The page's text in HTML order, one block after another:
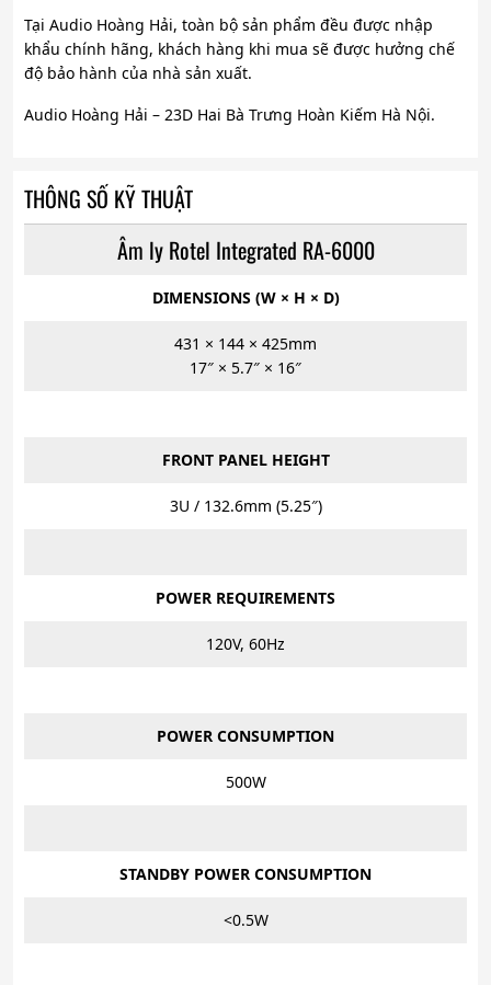
Tại Audio Hoàng Hải, toàn bộ sản phẩm đều được nhập
khẩu chính hãng, khách hàng khi mua sẽ được hưởng chế
độ bảo hành của nhà sản xuất.
Audio Hoàng Hải – 23D Hai Bà Trưng Hoàn Kiếm Hà Nội.
THÔNG SỐ KỸ THUẬT
Âm ly Rotel Integrated RA-6000
DIMENSIONS (W × H × D)
431 × 144 × 425mm
17″ × 5.7″ × 16″
FRONT PANEL HEIGHT
3U / 132.6mm (5.25″)
POWER REQUIREMENTS
120V, 60Hz
POWER CONSUMPTION
500W
STANDBY POWER CONSUMPTION
<0.5W